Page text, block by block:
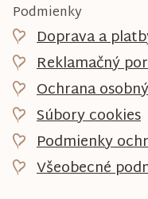
Podmienky
Doprava a
Reklamačný
Ochrana
Súbory cookies
Podmienky
Všeobecné